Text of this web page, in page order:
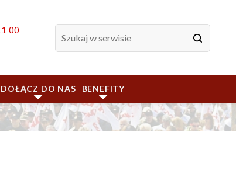
00
DOŁĄCZ DO NAS BENEFITY